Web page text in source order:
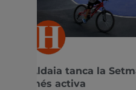
Aldaia tanca la
més activa